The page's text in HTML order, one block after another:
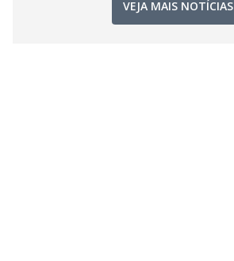
VEJA MAIS NOTÍCIAS